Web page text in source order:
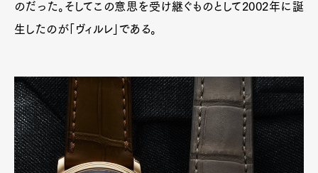
のだった。そしてこの意思を受け継ぐものとして2002年に誕
生したのが「ヴィルレ」である。